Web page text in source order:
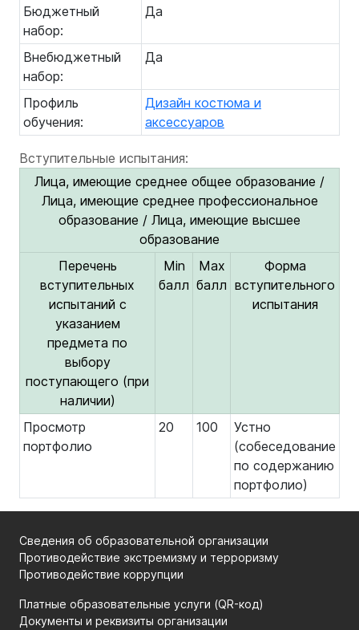
Бюджетный
набор:
Да
Внебюджетный
набор:
Да
Профиль
обучения:
Дизайн костюма и
аксессуаров
Вступительные испытания:
Лица, имеющие среднее общее образование /
Лица, имеющие среднее профессиональное
образование / Лица, имеющие высшее
образование
Перечень
вступительных
испытаний с
указанием
предмета по
выбору
поступающего (при
наличии)
Min
балл
Max
балл
Форма
вступительного
испытания
Просмотр
портфолио
20 100
Устно
(собеседование
по содержанию
портфолио)
Сведения об образовательной организации
Противодействие экстремизму и терроризму
Противодействие коррупции
Платные образовательные услуги (QR-код)
Документы и реквизиты организации